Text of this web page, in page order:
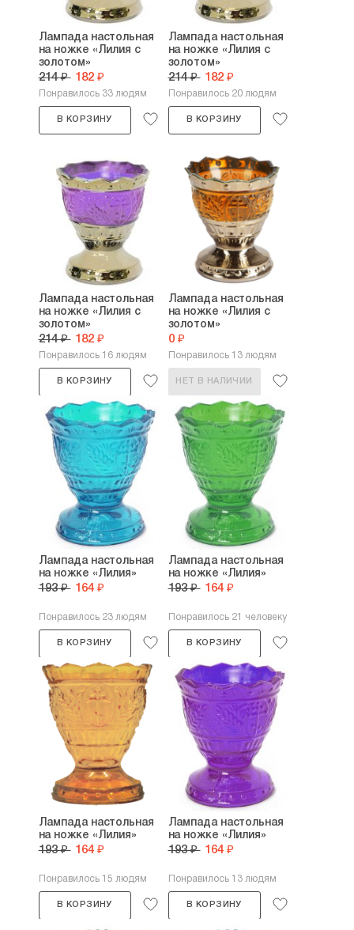
Лампада настольная
на ножке «Лилия с
золотом»
214 ₽ 182 ₽
Понравилось 33 людям
В КОРЗИНУ
Лампада настольная
на ножке «Лилия с
золотом»
214 ₽ 182 ₽
Понравилось 20 людям
В КОРЗИНУ
Лампада настольная
на ножке «Лилия с
золотом»
214 ₽ 182 ₽
Понравилось 16 людям
В КОРЗИНУ
Лампада настольная
на ножке «Лилия с
золотом»
0 ₽
Понравилось 13 людям
НЕТ В НАЛИЧИИ
Лампада настольная
на ножке «Лилия»
193 ₽ 164 ₽
Понравилось 23 людям
В КОРЗИНУ
Лампада настольная
на ножке «Лилия»
193 ₽ 164 ₽
Понравилось 21 человеку
В КОРЗИНУ
Лампада настольная
на ножке «Лилия»
193 ₽ 164 ₽
Понравилось 15 людям
В КОРЗИНУ
Лампада настольная
на ножке «Лилия»
193 ₽ 164 ₽
Понравилось 13 людям
В КОРЗИНУ